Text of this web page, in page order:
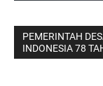
PEMERINTAH
INDONESIA 78